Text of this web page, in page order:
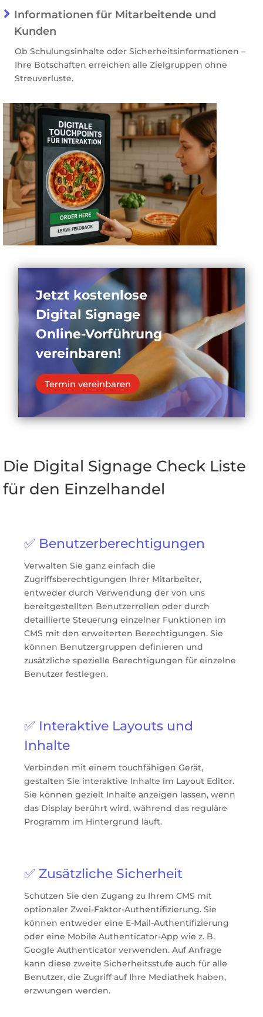
 Informationen für Mitarbeitende und
Kunden
Ob Schulungsinhalte oder Sicherheitsinformationen –
Ihre Botschaften erreichen alle Zielgruppen ohne
Streuverluste.
Jetzt kostenlose
Digital Signage
Online-Vorführung
vereinbaren!
Termin vereinbaren
Die Digital Signage Check Liste
für den Einzelhandel
✅ Benutzerberechtigungen
Verwalten Sie ganz einfach die
Zugriffsberechtigungen Ihrer Mitarbeiter,
entweder durch Verwendung der von uns
bereitgestellten Benutzerrollen oder durch
detaillierte Steuerung einzelner Funktionen im
CMS mit den erweiterten Berechtigungen. Sie
können Benutzergruppen definieren und
zusätzliche spezielle Berechtigungen für einzelne
Benutzer festlegen.
✅ Interaktive Layouts und
Inhalte
Verbinden mit einem touchfähigen Gerät,
gestalten Sie interaktive Inhalte im Layout Editor.
Sie können gezielt Inhalte anzeigen lassen, wenn
das Display berührt wird, während das reguläre
Programm im Hintergrund läuft.
✅ Zusätzliche Sicherheit
Schützen Sie den Zugang zu Ihrem CMS mit
optionaler Zwei-Faktor-Authentifizierung. Sie
können entweder eine E-Mail-Authentifizierung
oder eine Mobile Authenticator-App wie z. B.
Google Authenticator verwenden. Auf Anfrage
kann diese zweite Sicherheitsstufe auch für alle
Benutzer, die Zugriff auf Ihre Mediathek haben,
erzwungen werden.